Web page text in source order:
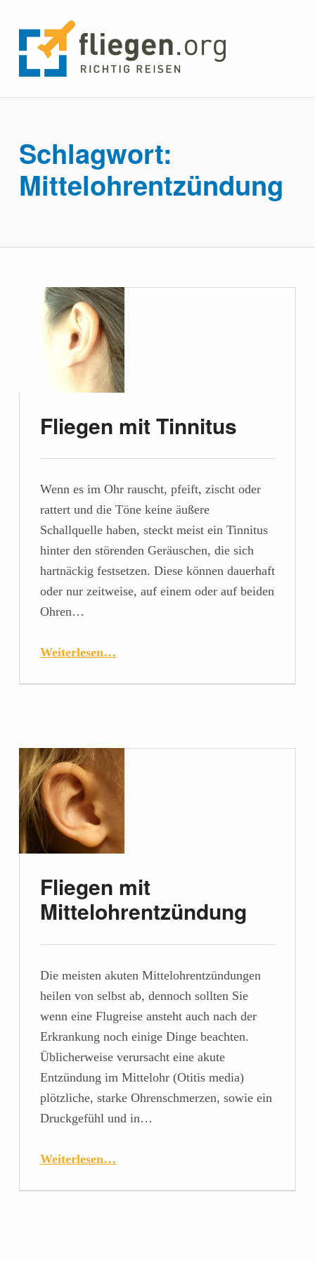
Schlagwort:
Mittelohrentzündung
Fliegen mit Tinnitus
Wenn es im Ohr rauscht, pfeift, zischt oder
rattert und die Töne keine äußere
Schallquelle haben, steckt meist ein Tinnitus
hinter den störenden Geräuschen, die sich
hartnäckig festsetzen. Diese können dauerhaft
oder nur zeitweise, auf einem oder auf beiden
Ohren…
Weiterlesen…
Fliegen mit
Mittelohrentzündung
Die meisten akuten Mittelohrentzündungen
heilen von selbst ab, dennoch sollten Sie
wenn eine Flugreise ansteht auch nach der
Erkrankung noch einige Dinge beachten.
Üblicherweise verursacht eine akute
Entzündung im Mittelohr (Otitis media)
plötzliche, starke Ohrenschmerzen, sowie ein
Druckgefühl und in…
Weiterlesen…